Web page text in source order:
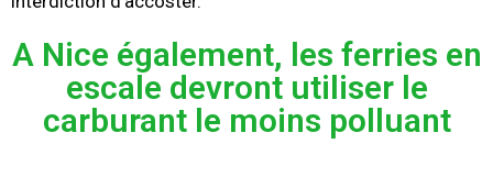
A Nice également, les ferries en
escale devront utiliser le
carburant le moins polluant